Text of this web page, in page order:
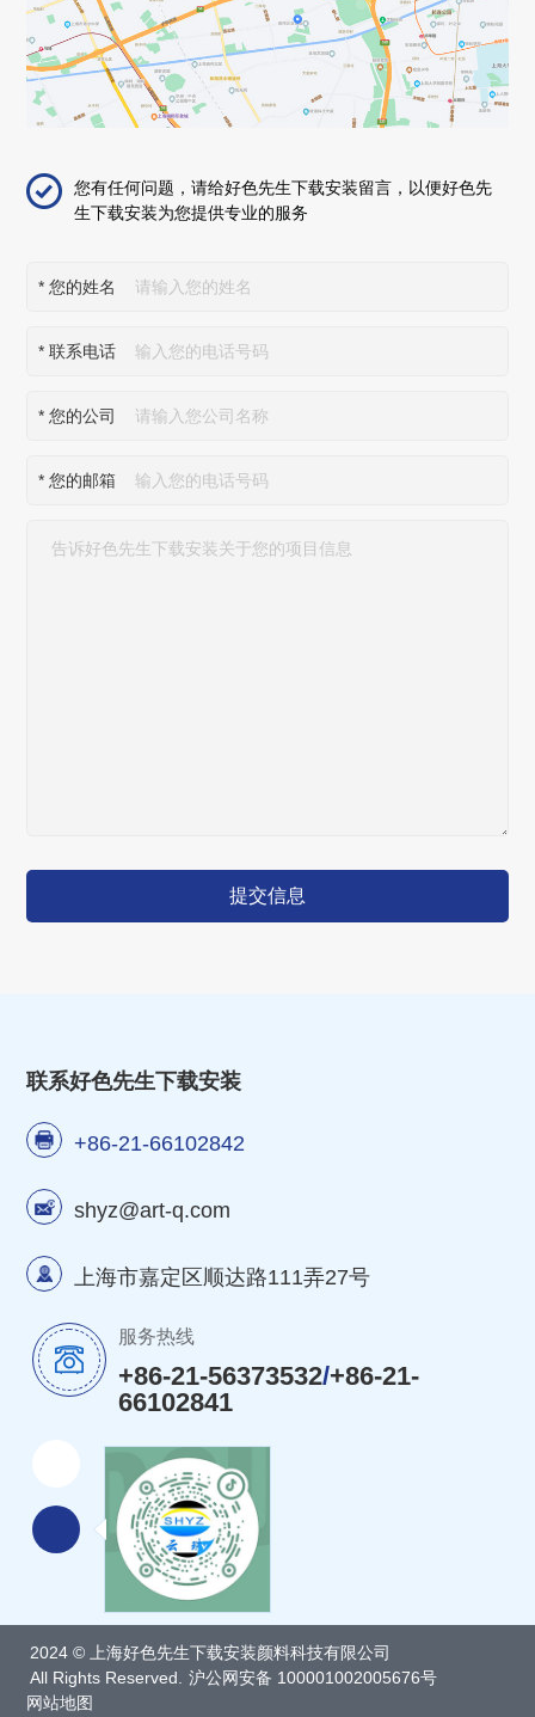
您有任何问题，请给好色先生下载安装留言，以便好色先
生下载安装为您提供专业的服务
* 您的姓名
* 联系电话
* 您的公司
* 您的邮箱
提交信息
联系好色先生下载安装
+86-21-66102842
shyz@art-q.com
上海市嘉定区顺达路111弄27号
服务热线
+86-21-56373532/+86-21-
66102841
2024 © 上海好色先生下载安装颜料科技有限公司
All Rights Reserved.
沪公网安备 100001002005676号
网站地图